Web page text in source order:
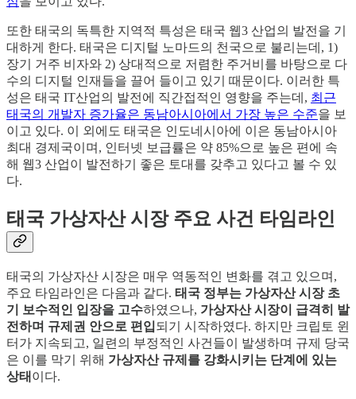
또한 태국의 독특한 지역적 특성은 태국 웹3 산업의 발전을 기
대하게 한다. 태국은 디지털 노마드의 천국으로 불리는데, 1)
장기 거주 비자와 2) 상대적으로 저렴한 주거비를 바탕으로 다
수의 디지털 인재들을 끌어 들이고 있기 때문이다. 이러한 특
성은 태국 IT산업의 발전에 직간접적인 영향을 주는데, 최근
태국의 개발자 증가율은 동남아시아에서 가장 높은 수준을 보
이고 있다. 이 외에도 태국은 인도네시아에 이은 동남아시아
최대 경제국이며, 인터넷 보급률은 약 85%으로 높은 편에 속
해 웹3 산업이 발전하기 좋은 토대를 갖추고 있다고 볼 수 있
다.
태국 가상자산 시장 주요 사건 타임라인
태국의 가상자산 시장은 매우 역동적인 변화를 겪고 있으며,
주요 타임라인은 다음과 같다. 태국 정부는 가상자산 시장 초
기 보수적인 입장을 고수하였으나, 가상자산 시장이 급격히 발
전하며 규제권 안으로 편입되기 시작하였다. 하지만 크립토 윈
터가 지속되고, 일련의 부정적인 사건들이 발생하며 규제 당국
은 이를 막기 위해 가상자산 규제를 강화시키는 단계에 있는
상태 이다.